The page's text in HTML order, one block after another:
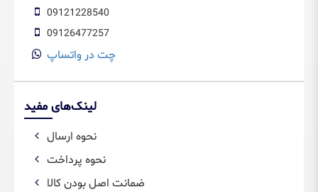
09121228540
09126477257
چت در واتساپ
لینک‌های مفید
نحوه ارسال
نحوه پرداخت
ضمانت اصل بودن کالا